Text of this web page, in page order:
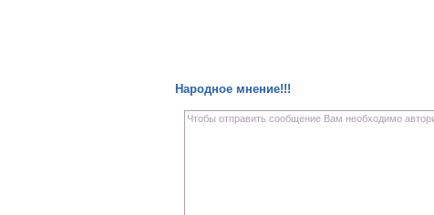
Народное мнение!!!